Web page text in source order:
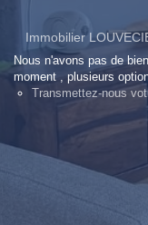
Immobilier
Nous n'avons pas de
moment , plusieurs
Transmettez-nous